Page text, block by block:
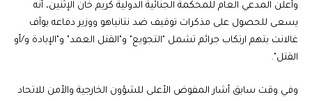
وأعلن المدعي العام للمحكمة الجنائية الدولية كريم خان الإثنين، أنه
يسعى للحصول على مذكرات توقيف ضد نتانياهو ووزير دفاعه يوآف
غالانت بتهم ارتكاب جرائم تشمل "التجويع" و"القتل العمد" و"الإبادة و/أو
القتل".
وفي وقت سابق أشار المفوض الأعلى للشؤون الخارجية والأمن للاتحاد